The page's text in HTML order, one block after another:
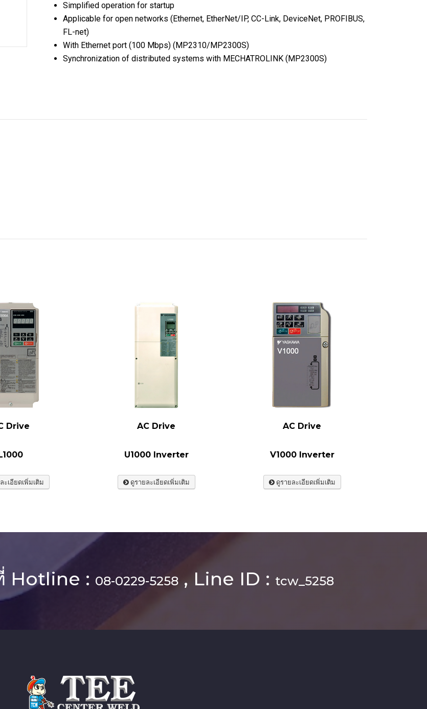
Simplified operation for startup
Applicable for open networks (Ethernet, EtherNet/IP, CC-Link, DeviceNet, PROFIBUS,
FL-net)
With Ethernet port (100 Mbps) (MP2310/MP2300S)
Synchronization of distributed systems with MECHATROLINK (MP2300S)
Drive
L1000
ะเอียดเพิ่มเติม
AC Drive
U1000 Inverter
ดูรายละเอียดเพิ่มเติม
AC Drive
V1000 Inverter
ดูรายละเอียดเพิ่มเติม
Hotline : 08-0229-5258 , Line ID : tcw_5258